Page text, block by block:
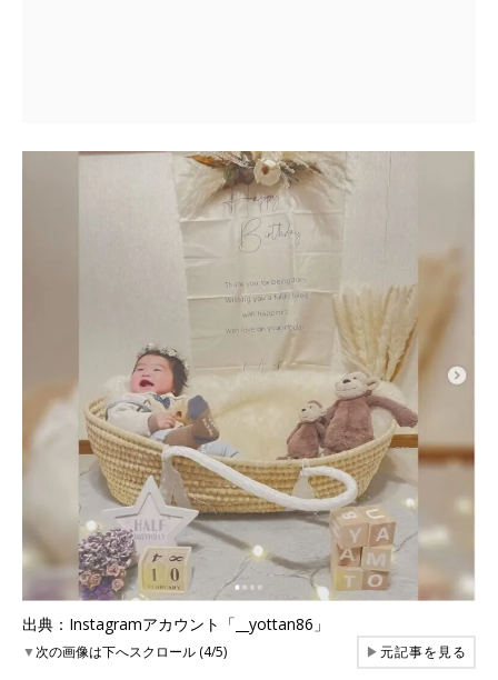
出典：Instagramアカウント「__yottan86」
▼次の画像は下へスクロール (4/5) ▶元記事を見る